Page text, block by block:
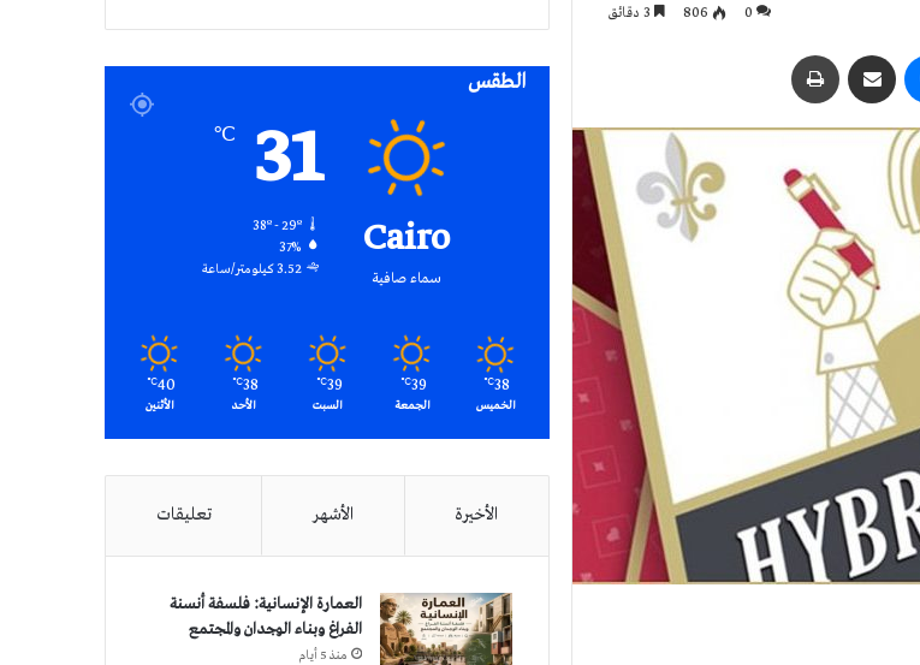
0
806
ماسنجر مشاركة عبر البريد
الطقس
Cairo
سماء صافية
31
℃
38º - 29º
37%
3.52 كيلومتر/ساعة
38
℃
الخميس
39
℃
الجمعة
39
℃
السبت
38
℃
الأحد
40
℃
الأثنين
الأخيرة الأشهر تعليقات
العمارة الإنسانية: فلسفة أنسنة
الفراغ وبناء الوجدان والمجتمع
منذ 5 أيام